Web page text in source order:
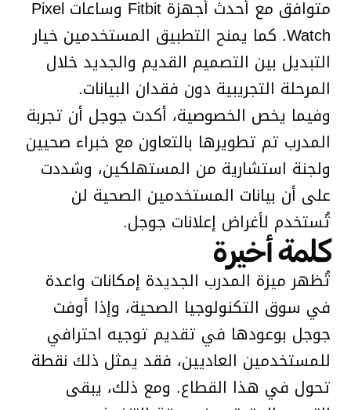
متوافق مع أحدث أجهزة Fitbit وساعات Pixel
Watch. كما يمنح التطبيق المستخدمين خيار
التبديل بين التصميم القديم والجديد خلال
المرحلة التجريبية دون فقدان البيانات.
وفيما يخص الخصوصية، أكدت جوجل أن تجربة
المدرب تم تطويرها بالتعاون مع خبراء صحيين
ولجنة استشارية من المستهلكين، وشددت
على أن بيانات المستخدمين الصحية لن
تُستخدم لأغراض إعلانات جوجل.
كلمة أخيرة
تُظهر ميزة المدرب الجديدة إمكانات واعدة
في سوق التكنولوجيا الصحية، وإذا أوفت
جوجل بوعودها في تقديم توجيه احترافي
للمستخدمين العاديين، فقد يمثل ذلك نقطة
تحول في هذا القطاع. ومع ذلك، يبقى